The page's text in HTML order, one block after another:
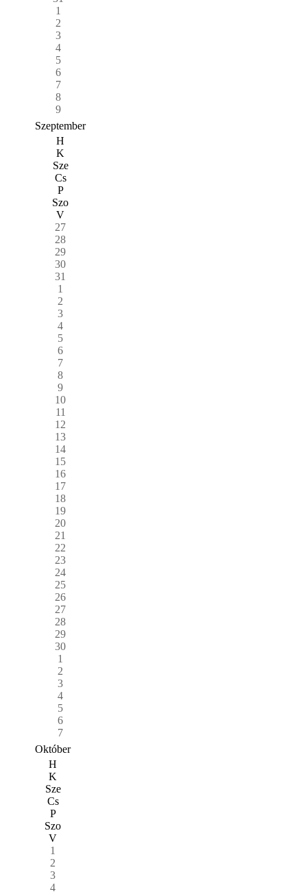
1
2
3
4
5
6
7
8
9
Szeptember
H
K
Sze
Cs
P
Szo
V
27
28
29
30
31
1
2
3
4
5
6
7
8
9
10
11
12
13
14
15
16
17
18
19
20
21
22
23
24
25
26
27
28
29
30
1
2
3
4
5
6
7
Október
H
K
Sze
Cs
P
Szo
V
1
2
3
4